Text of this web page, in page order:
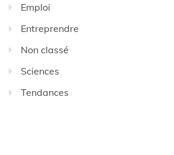
Emploi
Entreprendre
Non classé
Sciences
Tendances